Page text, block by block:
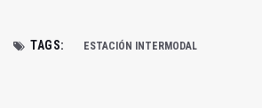
TAGS: ESTACIÓN INTERMODAL